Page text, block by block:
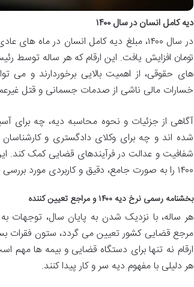
دیه کامل انسان در سال ۱۴۰۰
تومان افزایش یافت. این ارقام که هر ساله توسط
های حقوقی، از اهمیت بالایی برخوردارند و می
خسارات مالی ناشی از صدمات جسمانی و قتل
آگاهی از جزئیات و نحوه محاسبه دیه، چه برای
شده اند و چه برای وکلای دادگستری و
شفافیت و عدالت در فرآیندهای قضایی کمک کند.
۱۴۰۰ را به صورت جامع، دقیق و کاربردی مورد بررسی قرار دهد تا پاسخگوی نیازهای اطلاعاتی شما در این زمینه باشد.
بخشنامه رسمی نرخ دیه ۱۴۰۰ و مراجع تعیین کننده
هر ساله، با نزدیک شدن به پایان سال،
مرجع قضایی کشور تعیین می گردد، ستون فقرات
ارقام نه تنها برای دستگاه قضایی و بیمه ها مهم
هر دلیلی با مفهوم دیه سر و کار پیدا کنند.